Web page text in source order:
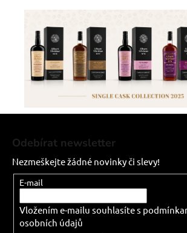
Odebírat newsletter
Nezmeškejte žádné novinky či slevy!
E-mail
Vložením e-mailu souhlasíte s
osobních údajů